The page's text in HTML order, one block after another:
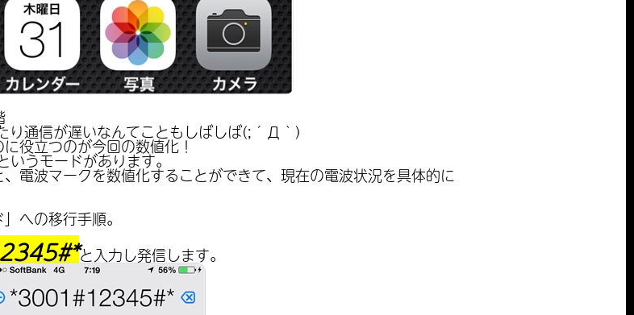
り通信が遅いなんてこともしばしば(;´Д｀)
役立つのが今回の数値化！
いうモードがあります。
電波マークを数値化することができて、現在の電波状況を具体的に
への移行手順。
と入力し発信します。